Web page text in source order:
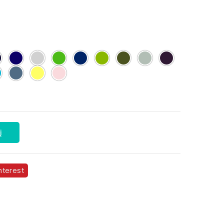
Deep
Black
French
Navy
Grey
Melange
kelly
green
royal
blue
Apple
Green
army ash dark
purple
Atoll
Blue
denimLemonPale
Pink